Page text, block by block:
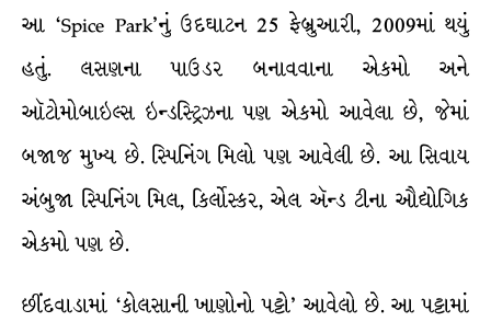
આ ‘Spice Park’નું ઉદઘાટન 25 ફેબ્રુઆરી, 2009માં થયું
હતું. લસણના પાઉડર બનાવવાના એકમો અને
ઑટોમોબાઇલ્સ ઇન્ડસ્ટ્રિઝના પણ એકમો આવેલા છે, જેમાં
બજાજ મુખ્ય છે. સ્પિનિંગ મિલો પણ આવેલી છે. આ સિવાય
અંબુજા સ્પિનિંગ મિલ, કિર્લોસ્કર, એલ ઍન્ડ ટીના ઔદ્યોગિક
એકમો પણ છે.
છીંદવાડામાં ‘કોલસાની ખાણોનો પટ્ટો’ આવેલો છે. આ પટ્ટામાં